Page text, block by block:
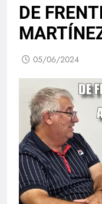
DE
05/06/2024